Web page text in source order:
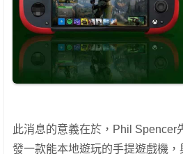
此消息的意義在於，Phil Spencer
發一款能本地遊玩的手提遊戲機